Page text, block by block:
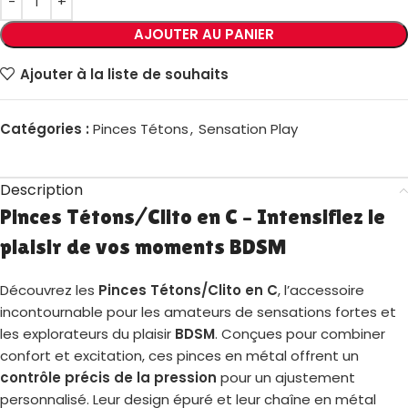
AJOUTER AU PANIER
Ajouter à la liste de souhaits
Catégories : Pinces Tétons, Sensation Play
Description
Pinces Tétons/Clito en C – Intensifiez le
plaisir de vos moments BDSM
Découvrez les Pinces Tétons/Clito en C, l’accessoire
incontournable pour les amateurs de sensations fortes et
les explorateurs du plaisir BDSM. Conçues pour combiner
confort et excitation, ces pinces en métal offrent un
contrôle précis de la pression pour un ajustement
personnalisé. Leur design épuré et leur chaîne en métal